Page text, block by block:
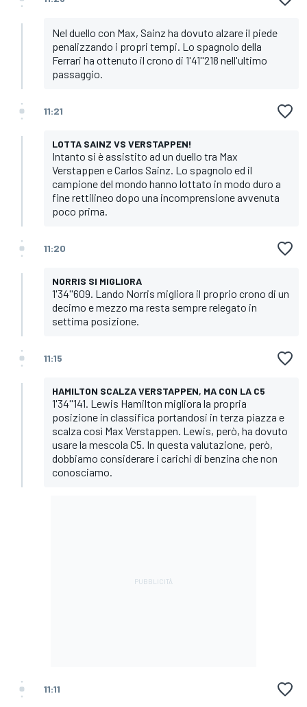
Nel duello con Max, Sainz ha dovuto alzare il piede
penalizzando i propri tempi. Lo spagnolo della
Ferrari ha ottenuto il crono di 1'41''218 nell'ultimo
passaggio.
11:21
LOTTA SAINZ VS VERSTAPPEN!
Intanto si è assistito ad un duello tra Max
Verstappen e Carlos Sainz. Lo spagnolo ed il
campione del mondo hanno lottato in modo duro a
fine rettilineo dopo una incomprensione avvenuta
poco prima.
11:20
NORRIS SI MIGLIORA
1'34''609. Lando Norris migliora il proprio crono di un
decimo e mezzo ma resta sempre relegato in
settima posizione.
11:15
HAMILTON SCALZA VERSTAPPEN, MA CON LA C5
1'34''141. Lewis Hamilton migliora la propria
posizione in classifica portandosi in terza piazza e
scalza così Max Verstappen. Lewis, però, ha dovuto
usare la mescola C5. In questa valutazione, però,
dobbiamo considerare i carichi di benzina che non
conosciamo.
11:11